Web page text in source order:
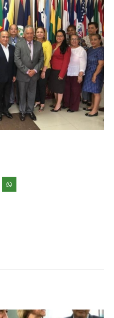
Taller: Estudio y
Diseño de la
Estrategia para
Impulsar el Tren
Panamá – CECOM RO
19 octubre, 2024
CECOMRO se
con el presidente
Raúl Mulino
6 septiembre, 2024
Encuentro de
Fortalecimiento